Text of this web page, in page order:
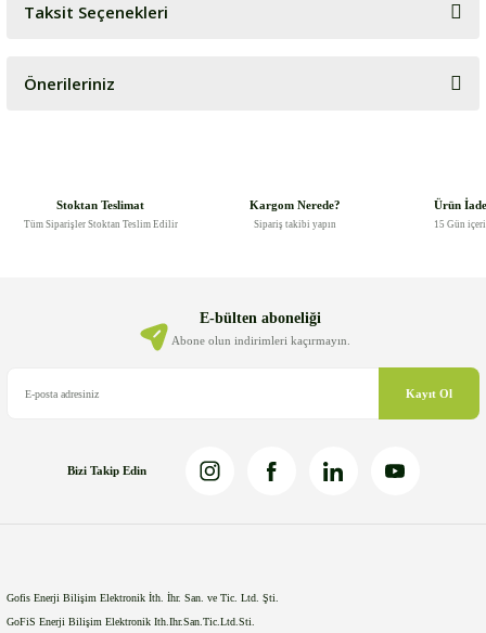
Bu ürüne ilk yorumu siz yapın!
Taksit Seçenekleri
Önerileriniz
Ürün bilgilerinde hatalar bulunuyor.
Ürün fiyatı diğer sitelerden daha pahalı.
Stoktan Teslimat
Tüm Siparişler Stoktan Teslim Edilir
Kargom Nerede?
Sipariş takibi yapın
Ürün
15 Gün
E-bülten aboneliği
Abone olun indirimleri kaçırmayın.
Kayıt Ol
Bizi Takip Edin
Gofis Enerji Bilişim Elektronik İth. İhr. San. ve Tic. Ltd. Şti.
GoFiS Enerji Bilişim Elektronik Ith.Ihr.San.Tic.Ltd.Sti.